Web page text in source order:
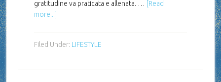
gratitudine va praticata e allenata. …
[Read
more...]
Filed Under: LIFESTYLE